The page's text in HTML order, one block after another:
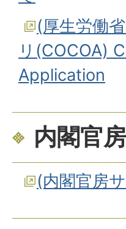
(厚生労働
リ(COCOA)
Application
内閣官房
(内閣官房